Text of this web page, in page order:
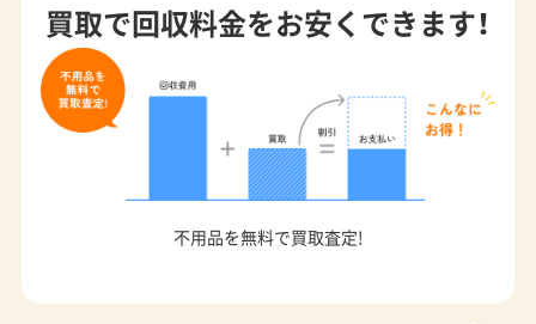
買取で回収料金をお安くできます！
不用品を無料で買取査定!